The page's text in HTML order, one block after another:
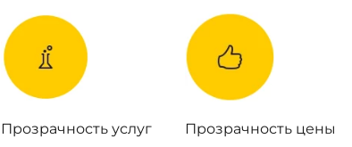
Прозрачность услуг Прозрачность цены